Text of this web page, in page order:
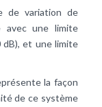
de variation de
avec une limite
dB), et une limite
la façon
de ce système